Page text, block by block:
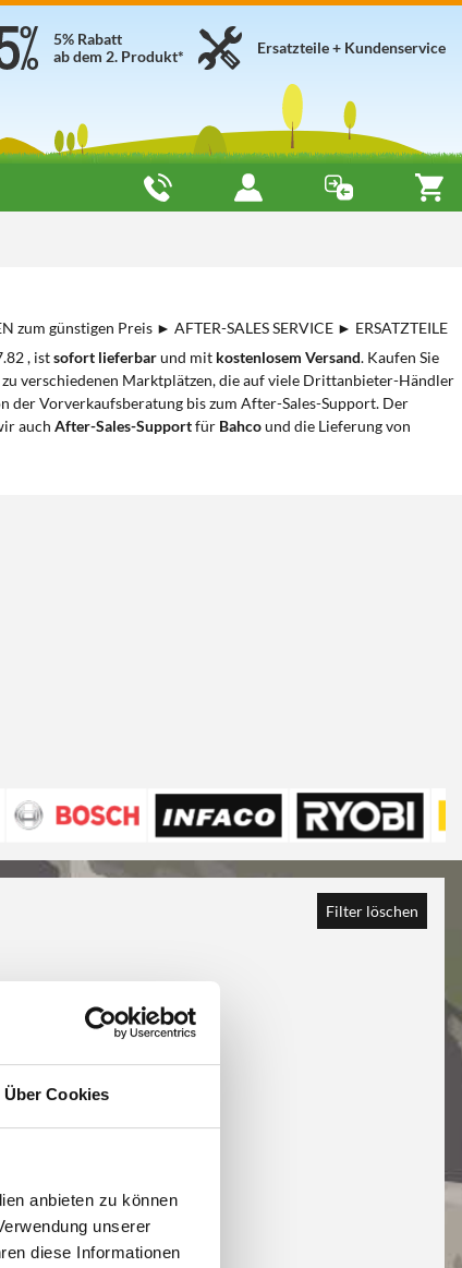
Über Cookies
anbieten zu können
unserer
diese Informationen
Ersatzteile + Kundenservice
5% Rabatt
ab dem 2. Produkt*
günstigen Preis ► AFTER-SALES SERVICE ► ERSATZTEILE
, istsofort lieferbarund mit kostenlosem Versand. Kaufen Sie
verschiedenen Marktplätzen, die auf viele Drittanbieter-Händler
der Vorverkaufsberatung bis zum After-Sales-Support. Der
auch After-Sales-Supportfür Bahcound die Lieferung von
Filter löschen